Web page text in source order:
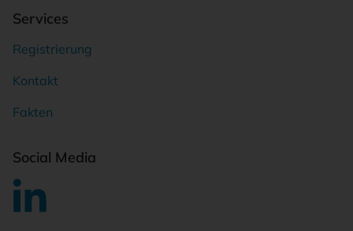
Services
Registrierung
Kontakt
Fakten
Social Media